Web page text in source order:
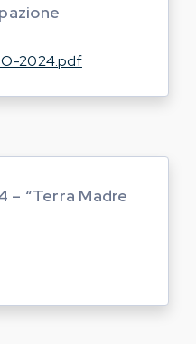
2024.pdf
– “Terra Madre